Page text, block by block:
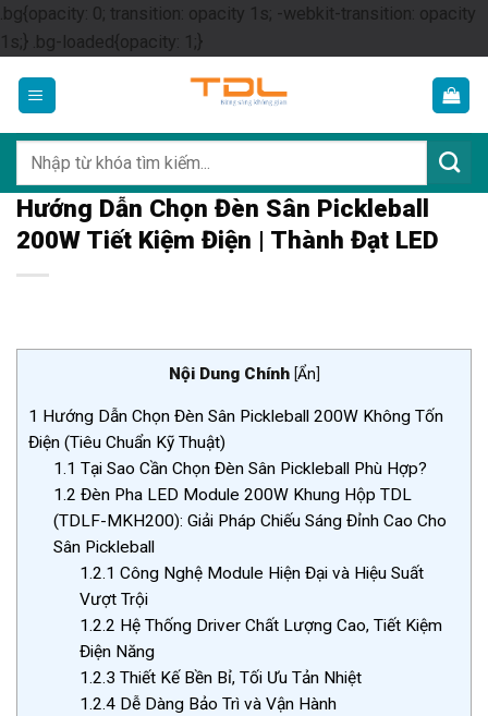
.bg{opacity: 0; transition: opacity 1s; -webkit-transition: opacity
1s;} .bg-loaded{opacity: 1;}Skip
content
kiếm:
Hướng Dẫn Chọn Đèn Sân Pickleball
200W Tiết Kiệm Điện | Thành Đạt LED
Nội Dung Chính [Ẩn]
1 Hướng Dẫn Chọn Đèn Sân Pickleball 200W Không Tốn
Điện (Tiêu Chuẩn Kỹ Thuật)
1.1 Tại Sao Cần Chọn Đèn Sân Pickleball Phù Hợp?
1.2 Đèn Pha LED Module 200W Khung Hộp TDL
(TDLF-MKH200): Giải Pháp Chiếu Sáng Đỉnh Cao Cho
Sân Pickleball
1.2.1 Công Nghệ Module Hiện Đại và Hiệu Suất
Vượt Trội
1.2.2 Hệ Thống Driver Chất Lượng Cao, Tiết Kiệm
Điện Năng
1.2.3 Thiết Kế Bền Bỉ, Tối Ưu Tản Nhiệt
1.2.4Dễ Dàng Bảo Trì và Vận Hành